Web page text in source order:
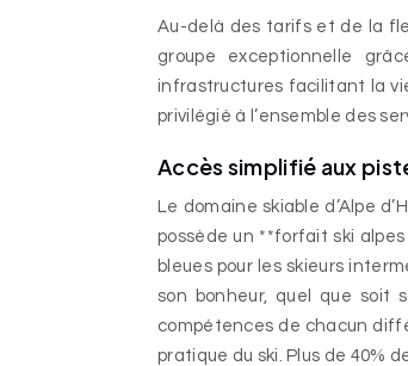
Au-delà des tarifs et de la
groupe exceptionnelle
infrastructures facilitant la
privilégié à l’ensemble des
Accès simplifié aux
Le domaine skiable d’Alpe
possède un **forfait ski
bleues pour les skieurs
son bonheur, quel que soit
compétences de chacun
pratique du ski. Plus de 40%